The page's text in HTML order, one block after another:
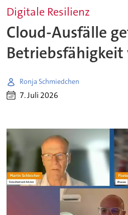
Digitale Resilienz
Cloud-Ausfälle
Betriebsfähigkeit
Ronja Schmiedchen
7. Juli 2026